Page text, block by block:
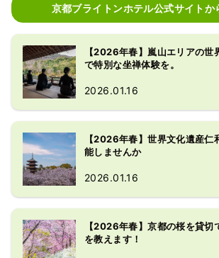
京都ブライトンホテル公式サイトか
【2026年春】嵐山エリアの世
で特別な坐禅体験を。
2026.01.16
【2026年春】世界文化遺産仁
能しませんか
2026.01.16
【2026年春】京都の桜を貸切
を教えます！